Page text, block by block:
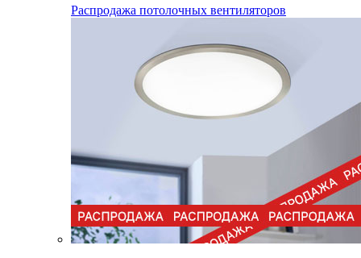
Распродажа потолочных вентиляторов